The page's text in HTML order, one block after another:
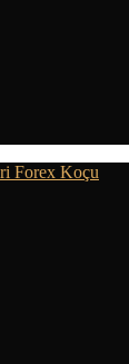
Forex Koçu